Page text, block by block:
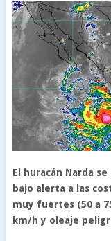
El huracán Narda
bajo alerta a las
muy fuertes (50 a
km/h y oleaje